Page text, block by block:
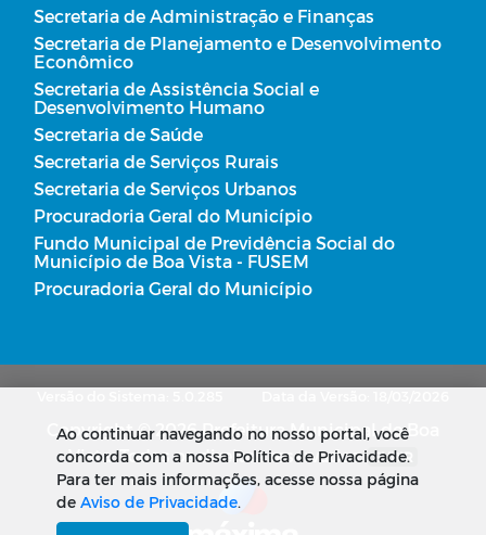
Secretaria de Administração e Finanças
Secretaria de Planejamento e Desenvolvimento
Econômico
Secretaria de Assistência Social e
Desenvolvimento Humano
Secretaria de Saúde
Secretaria de Serviços Rurais
Secretaria de Serviços Urbanos
Procuradoria Geral do Município
Fundo Municipal de Previdência Social do
Município de Boa Vista - FUSEM
Procuradoria Geral do Município
Copyright © 2026 Prefeitura Municipal de Boa
Vista. Todos os direitos reservados. SUBIR
Ao continuar navegando no nosso portal, você
concorda com a nossa Política de Privacidade.
Para ter mais informações, acesse nossa página
deAviso de Privacidade.